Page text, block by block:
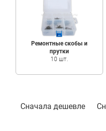
Ремонтные скобы и
прутки
10 шт.
Сначала дешевле
Фильтр